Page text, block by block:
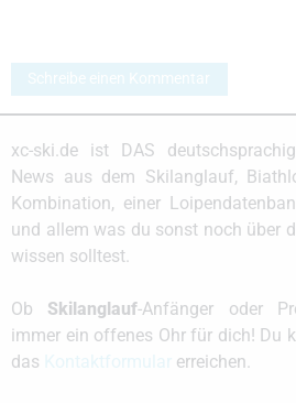
Schreibe einen Kommentar
xc-ski.de ist DAS
News aus dem Skilanglauf,
Kombination, einer
und allem was du sonst noch über
wissen solltest.
Ob Skilanglauf-Anfänger oder
immer ein offenes Ohr für dich! Du
das
erreichen.